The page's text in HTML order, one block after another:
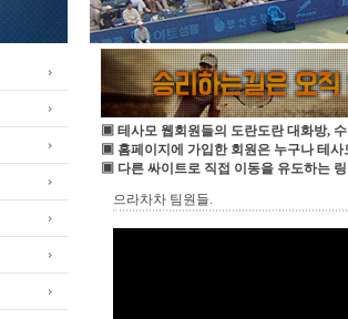
▣ 테사모 웹회원들의 도란도란 대화방,
▣ 홈페이지에 가입한 회원은 누구나 테사
▣ 다른 싸이트로 직접 이동을 유도하는
으라차차 팀원들.